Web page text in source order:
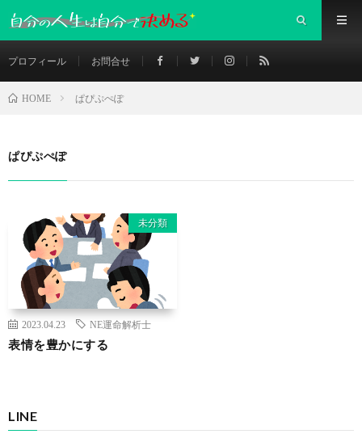
プロフィール お問合せ
HOME ぱぴぷぺぽ
ぱぴぷぺぽ
未分類
2023.04.23 NE運命解析士
表情を豊かにする
LINE